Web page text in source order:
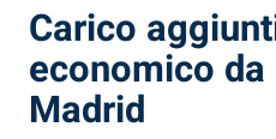
Carico
economico da
Madrid